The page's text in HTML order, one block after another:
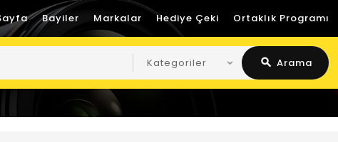
Bayiler Markalar Hediye Çeki Ortaklık Programı
search Arama